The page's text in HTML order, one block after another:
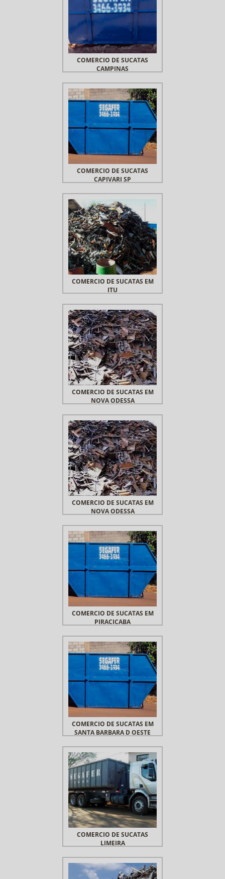
COMERCIO DE SUCATAS
CAMPINAS
COMERCIO DE SUCATAS
CAPIVARI SP
COMERCIO DE SUCATAS EM
ITU
COMERCIO DE SUCATAS EM
NOVA ODESSA
COMERCIO DE SUCATAS EM
NOVA ODESSA
COMERCIO DE SUCATAS EM
PIRACICABA
COMERCIO DE SUCATAS EM
SANTA BARBARA D OESTE
COMERCIO DE SUCATAS
LIMEIRA